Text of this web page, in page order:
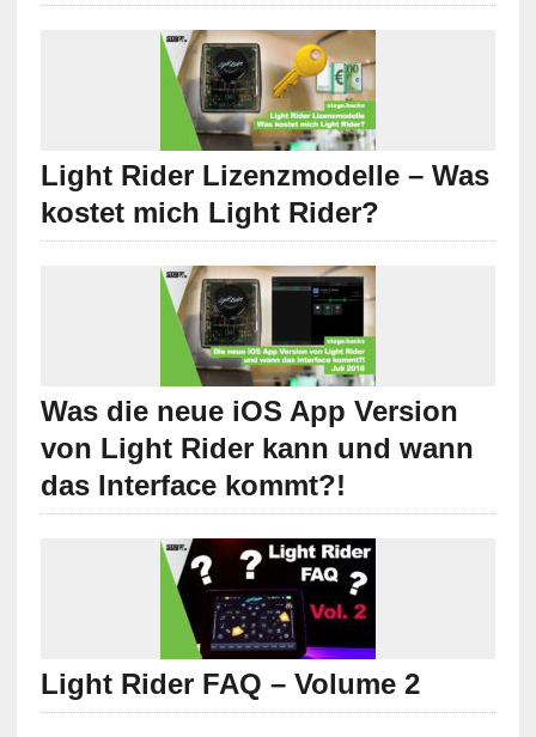
Light Rider Lizenzmodelle – Was
kostet mich Light Rider?
Was die neue iOS App Version
von Light Rider kann und wann
das Interface kommt?!
Light Rider FAQ – Volume 2